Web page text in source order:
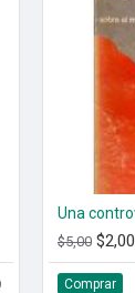
$5,00 $2,00
Comprar